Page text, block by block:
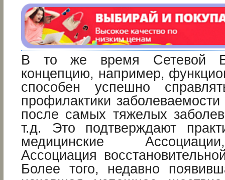
В то же время Сетевой
концепцию, например,
способен успешно
профилактики
после самых тяжелых
т.д. Это подтверждают
медицинские
Ассоциация
Более того, недавно